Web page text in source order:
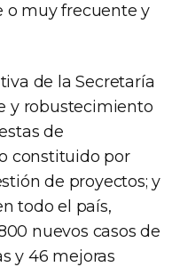
o muy frecuente y
de la Secretaría
y robustecimiento
de
constituido por
de proyectos; y
todo el país,
nuevos casos de
y 46 mejoras